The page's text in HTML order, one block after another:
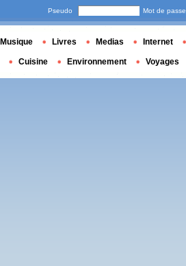
Pseudo Mot de passe
Musique Livres Medias Internet
Cuisine Environnement Voyages